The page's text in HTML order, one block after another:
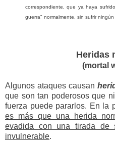
correspondiente, que ya haya
guerra" normalmente, sin sufrir
Heridas
(mortal
Algunos ataques causan
que son tan poderosos que
fuerza puede pararlos. En la
es más que una herida
evadida con una tirada de
invulnerable.